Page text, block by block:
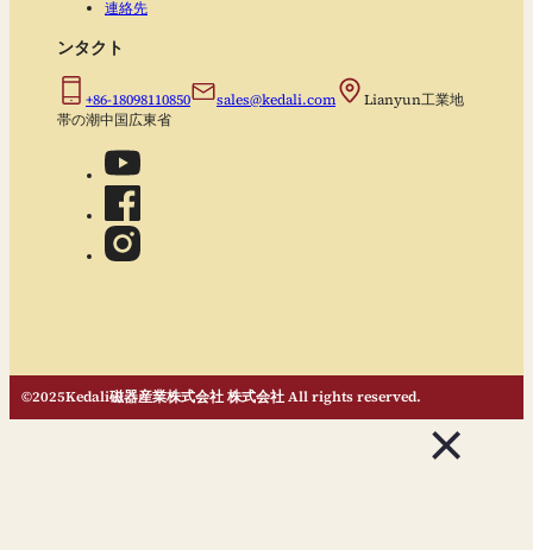
連絡先
ンタクト
+86-18098110850 sales@kedali.com
Lianyun工業地
帯の潮中国広東省
©2025Kedali磁器産業株式会社 株式会社 All rights reserved.